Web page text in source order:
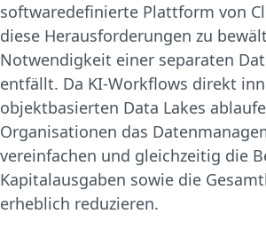
softwaredefinierte Plattform von
diese Herausforderungen zu
Notwendigkeit einer separaten
entfällt. Da KI-Workflows direkt
objektbasierten Data Lakes
Organisationen das
vereinfachen und gleichzeitig die
Kapitalausgaben sowie die
erheblich reduzieren.